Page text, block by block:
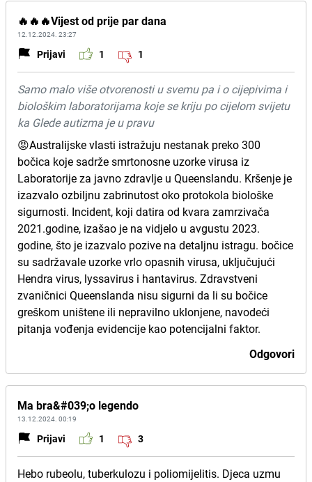
🔥🔥🔥Vijest od prije par dana
12.12.2024. 23:27
Prijavi 1 1
Samo malo više otvorenosti u svemu pa i o cijepivima i
biološkim laboratorijama koje se kriju po cijelom svijetu
ka Glede autizma je u pravu
😡Australijske vlasti istražuju nestanak preko 300
bočica koje sadrže smrtonosne uzorke virusa iz
Laboratorije za javno zdravlje u Queenslandu. Kršenje je
izazvalo ozbiljnu zabrinutost oko protokola biološke
sigurnosti. Incident, koji datira od kvara zamrzivača
2021.godine, izašao je na vidjelo u avgustu 2023.
godine, što je izazvalo pozive na detaljnu istragu. bočice
su sadržavale uzorke vrlo opasnih virusa, uključujući
Hendra virus, lyssavirus i hantavirus. Zdravstveni
zvaničnici Queenslanda nisu sigurni da li su bočice
greškom uništene ili nepravilno uklonjene, navodeći
pitanja vođenja evidencije kao potencijalni faktor.
Odgovori
Ma bra&#039;o legendo
13.12.2024. 00:19
Prijavi 1 3
Hebo rubeolu, tuberkulozu i poliomijelitis. Djeca uzmu